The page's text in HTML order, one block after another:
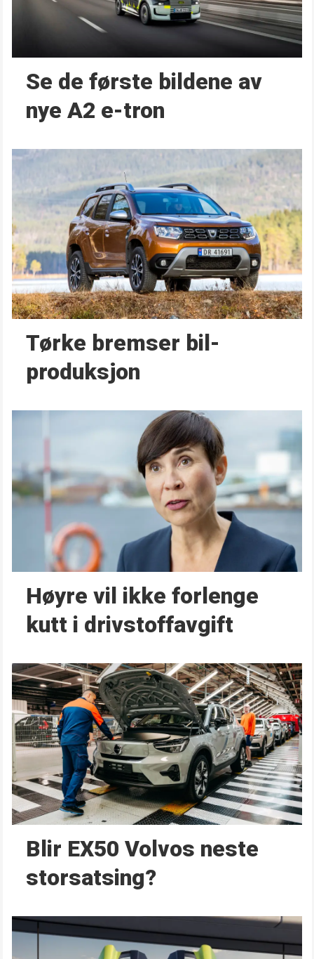
Se de første bildene av
nye A2 e-tron
Tørke bremser bil­
produksjon
Høyre vil ikke forlenge
kutt i drivstoffavgift
Blir EX50 Volvos neste
storsatsing?